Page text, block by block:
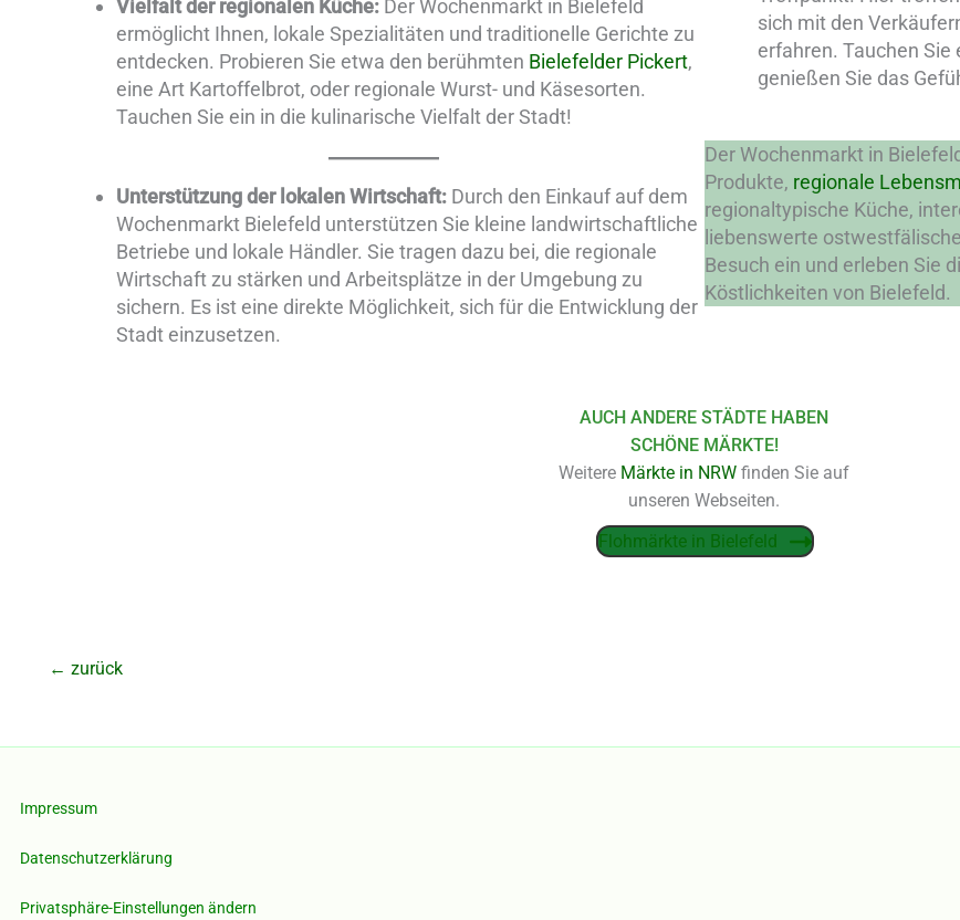
Vielfalt der regionalen Küche: Der Wochenmarkt in Bielefeld
ermöglicht Ihnen, lokale Spezialitäten und traditionelle Gerichte zu
entdecken. Probieren Sie etwa den berühmten Bielefelder Pickert,
eine Art Kartoffelbrot, oder regionale Wurst- und Käsesorten.
Tauchen Sie ein in die kulinarische Vielfalt der Stadt!
Unterstützung der lokalen Wirtschaft: Durch den Einkauf auf dem
Wochenmarkt Bielefeld unterstützen Sie kleine landwirtschaftliche
Betriebe und lokale Händler. Sie tragen dazu bei, die regionale
Wirtschaft zu stärken und Arbeitsplätze in der Umgebung zu
sichern. Es ist eine direkte Möglichkeit, sich für die Entwicklung der
Stadt einzusetzen.
sich mit den
erfahren. Tauchen Sie
genießen Sie das
Der Wochenmarkt in
Produkte, regionale
regionaltypische Küche,
liebenswerte
Besuch ein und erleben Sie
Köstlichkeiten von Bielefeld.
AUCH ANDERE STÄDTE HABEN
SCHÖNE MÄRKTE!
Weitere Märkte in NRW finden Sie auf
unseren Webseiten.
Flohmärkte in Bielefeld
← zurück
Impressum
Datenschutzerklärung
Privatsphäre-Einstellungen ändern